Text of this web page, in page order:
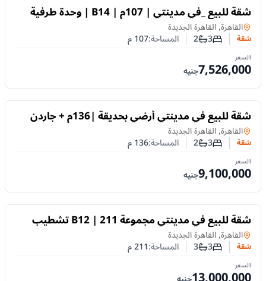
للبيع شقة للبيع _في مدينتي | 107م | B14 | وحدة طرفية
بخصوصية عالية
شقةفي
القاهرة, القاهرة الجديدة
شقة عدد غرف النوم
3عدد الحمامات
2 المساحة:107م
السعر
7,526,000جنيه
للبيع شقة للبيع في مدينتي أرضي بحديقة |136م + جاردن
80م تشطيب مميزشقةفي
القاهرة, القاهرة الجديدة
شقة عدد غرف النوم
3عدد الحمامات
2 المساحة:136م
السعر
9,100,000جنيه
للبيع شقة للبيع في مدينتي مجموعة B12 | 211 تشطيب
فندقي _وفيو جاردن
شقةفي
القاهرة, القاهرة الجديدة
شقة عدد غرف النوم
3عدد الحمامات
3 المساحة:211م
السعر